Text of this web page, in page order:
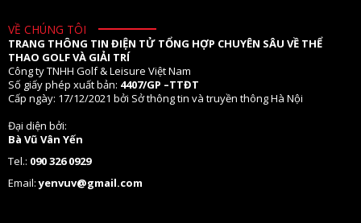
VỀ CHÚNG TÔI
TRANG THÔNG TIN ĐIỆN TỬ TỔNG HỢP CHUYÊN SÂU VỀ THỂ
THAO GOLF VÀ GIẢI TRÍ
Công ty TNHH Golf & Leisure Việt Nam
Số giấy phép xuất bản: 4407/GP –TTĐT
Cấp ngày: 17/12/2021 bởi Sở thông tin và truyền thông Hà Nội
Đại diện bởi:
Bà Vũ Vân Yến
Tel.: 090 326 0929
Email:yenvuv@gmail.com